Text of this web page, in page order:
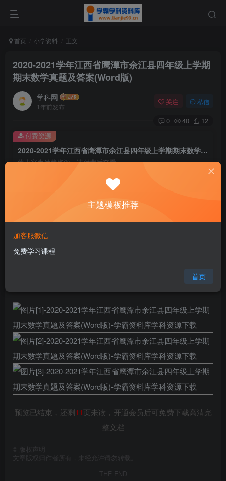
首页 小学资料 正文
2020-2021学年江西省鹰潭市余江县四年级上学期
期末数学真题及答案(Word版)
学科网
1年前发布
关注 私信
0 40 12
2020-2021学年江西省鹰潭市余江县四年级上学期期末数学真题及答案(Word版)
此内容为付费资源，请付费后查看
9.9
免费
暂时无法购买，请与站长联系
309.25 KB
付费资源
预览已结束，还剩11 页未读，开通会员后可免费下载高清完
整文档
版权声明
文章版权归作者所有，未经允许请勿转载。
THE END
主题模板推荐
加客服微信
免费学习课程
首页